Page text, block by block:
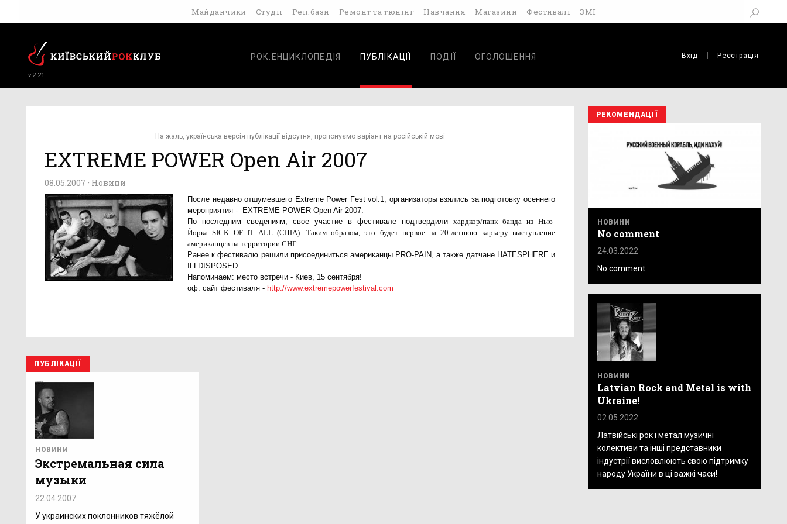
Майданчики Студії Реп.бази Ремонт та тюнінг Навчання Магазини Фестивалі ЗМІ
v.2.21
РОК.ЕНЦИКЛОПЕДІЯ ПУБЛІКАЦІЇ ПОДІЇ ОГОЛОШЕННЯ Вхід Реєстрація
На жаль, українська версія публікації відсутня, пропонуємо варіант на російській мові
EXTREME POWER Open Air 2007
08.05.2007 · Новини
После недавно отшумевшего Extreme Power Fest vol.1, организаторы взялись за подготовку осеннего
мероприятия - EXTREME POWER Open Air 2007.
По последним сведениям, свое участие в фестивале подтвердили хардкор/панк банда из Нью-
Йорка SICK OF IT ALL (США). Таким образом, это будет первое за 20-летнюю карьеру выступление
американцев на территории СНГ.
Ранее к фестивалю решили присоединиться американцы PRO-PAIN, а также датчане HATESPHERE и
ILLDISPOSED.
Напоминаем: место встречи - Киев, 15 сентября!
оф. сайт фестиваля - http://www.extremepowerfestival .com
ПУБЛІКАЦІЇ
НОВИНИ
Экстремальная сила
музыки
22.04.2007
У украинских поклонников тяжёлой
РЕКОМЕНДАЦІЇ
НОВИНИ
No comment
24.03.2022
No comment
НОВИНИ
Latvian Rock and Metal is with
Ukraine!
02.05.2022
Латвійські рок і метал музичні
колективи та інші представники
індустрії висловлюють свою підтримку
народу України в ці важкі часи!